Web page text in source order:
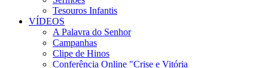
Tesouros Infantis
VÍDEOS
A Palavra do Senhor
Campanhas
Clipe de Hinos
Conferência Online "Crise e Vitória